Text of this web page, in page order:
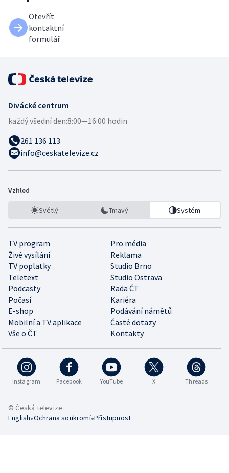
Otevřít
kontaktní
formulář
Divácké centrum
každý všední den:8:00—16:00 hodin
261 136 113
info@ceskatelevize.cz
Vzhled
Světlý Tmavý Systém
TV program
Pro média
Živé vysílání
Reklama
TV poplatky
Studio Brno
Teletext
Studio Ostrava
Podcasty
Rada ČT
Počasí
Kariéra
E-shop
Podávání námětů
Mobilní a TV aplikace
Časté dotazy
Vše o ČT
Kontakty
Instagram Facebook YouTube X Threads
© Česká televize
English•Ochrana soukromí•Přístupnost